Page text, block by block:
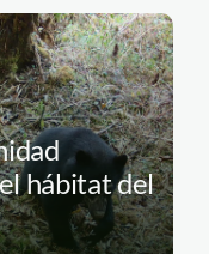
hábitat del